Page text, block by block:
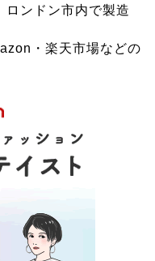
ロンドン市内で製造
・楽天市場などの